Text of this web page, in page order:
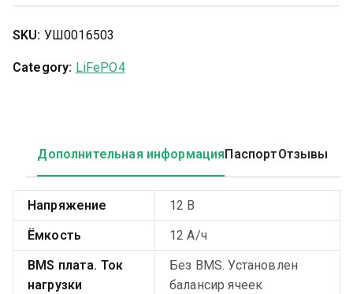
SKU: УШ0016503
Category: LiFePO4
Дополнительная информацияПаспортОтзывы
Напряжение
12 В
Ёмкость
12 А/ч
BMS плата. Ток
нагрузки
Без BMS. Установлен
балансир ячеек